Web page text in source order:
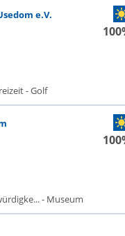
e.V.
- Golf
- Museum